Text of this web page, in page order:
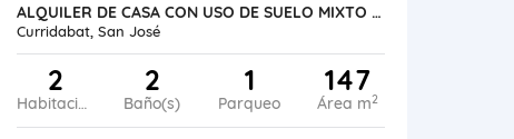
ALQUILER DE CASA CON USO DE SUELO MIXTO EN CURRIDABAT, SAN JOSÉ
Curridabat, San José
2
Habitaciones
2
Baño(s)
1
Parqueo
147
Área m2